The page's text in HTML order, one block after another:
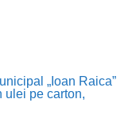
„Ioan Raica”
ulei pe carton,